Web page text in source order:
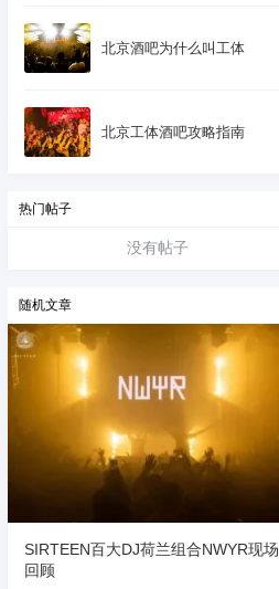
北京酒吧为什么叫工体
北京工体酒吧攻略指南
热门帖子
没有帖子
随机文章
SIRTEEN百大DJ荷兰组合NWYR现场
回顾